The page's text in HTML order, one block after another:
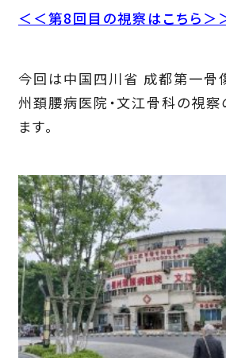
＜＜第8回目の視察はこちら＞
今回は中国四川省 成都第一骨
州頚腰病医院・文江骨科の視察
ます。